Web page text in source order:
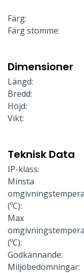
Färg:
Färg stomme:
Dimensioner
Längd:
Bredd:
Höjd:
Vikt:
Teknisk Data
IP-klass:
Minsta
(ºC):
Max
(ºC):
Godkännande:
Miljöbedömningar: